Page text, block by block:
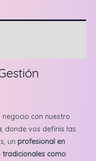
con nuestro
, donde vos definís las
un profesional en
como